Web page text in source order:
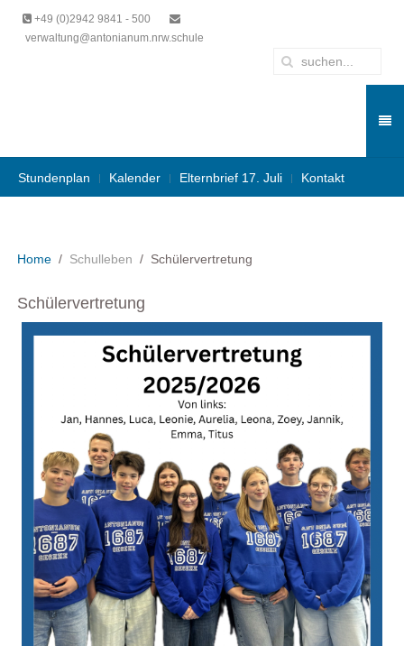
+49 (0)2942 9841 - 500
verwaltung@antonianum.nrw.schule
Stundenplan Kalender Elternbrief 17. Juli Kontakt
Home Schulleben Schülervertretung
Schülervertretung